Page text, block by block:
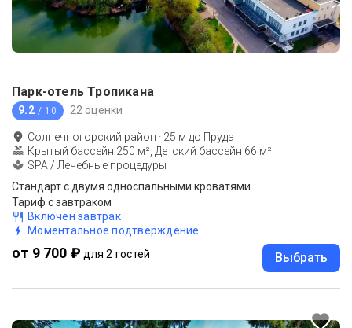
Парк-отель Тропикана
9.2 / 10 22 оценки
Солнечногорский район · 25 м до Пруда
Крытый бассейн 250 м², Детский бассейн 66 м²
SPA / Лечебные процедуры
Стандарт с двумя односпальными кроватями
Тариф с завтраком
Включен завтрак
Моментальное подтверждение
от 9 700 ₽ для 2 гостей Выбрать